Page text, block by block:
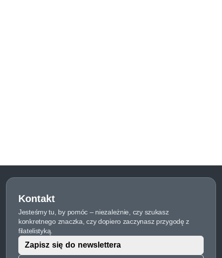
Kontakt
Jesteśmy tu, by pomóc – niezależnie, czy szukasz
konkretnego znaczka, czy dopiero zaczynasz przygodę z
filatelistyką.
Zapisz się do newslettera